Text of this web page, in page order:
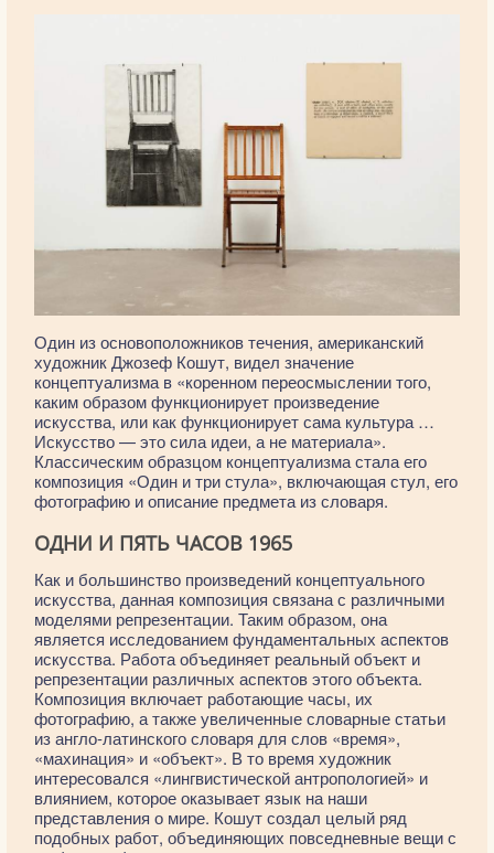
Один из основоположников течения, американский
художник Джозеф Кошут, видел значение
концептуализма в «коренном переосмыслении того,
каким образом функционирует произведение
искусства, или как функционирует сама культура …
Искусство — это сила идеи, а не материала».
Классическим образцом концептуализма стала его
композиция «Один и три стула», включающая стул, его
фотографию и описание предмета из словаря.
ОДНИ И ПЯТЬ ЧАСОВ 1965
Как и большинство произведений концептуального
искусства, данная композиция связана с различными
моделями репрезентации. Таким образом, она
является исследованием фундаментальных аспектов
искусства. Работа объединяет реальный объект и
репрезентации различных аспектов этого объекта.
Композиция включает работающие часы, их
фотографию, а также увеличенные словарные статьи
из англо-латинского словаря для слов «время»,
«махинация» и «объект». В то время художник
интересовался «лингвистической антропологией» и
влиянием, которое оказывает язык на наши
представления о мире. Кошут создал целый ряд
подобных работ, объединяющих повседневные вещи с